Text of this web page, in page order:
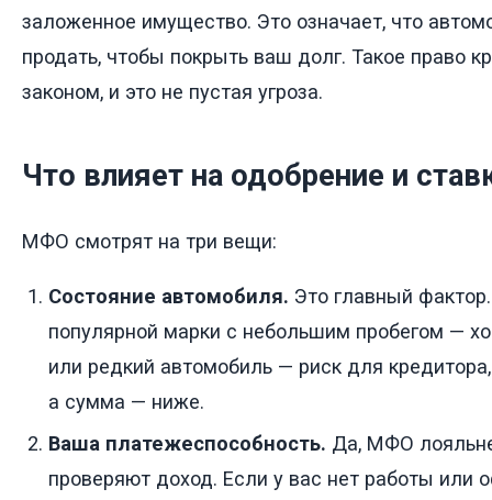
заложенное имущество. Это означает, что
продать, чтобы покрыть ваш долг. Такое право
законом, и это не пустая угроза.
Что влияет на одобрение и
МФО смотрят на три вещи:
Состояние автомобиля. Это главный
популярной марки с небольшим пробегом —
или редкий автомобиль — риск для
а сумма — ниже.
Ваша платежеспособность. Да, МФО
проверяют доход. Если у вас нет работы или